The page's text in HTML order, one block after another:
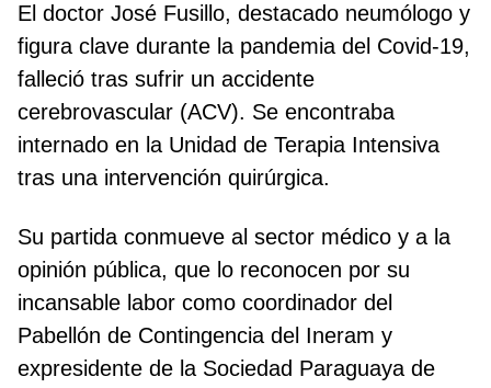
El doctor José Fusillo, destacado neumólogo y
figura clave durante la pandemia del Covid-19,
falleció tras sufrir un accidente
cerebrovascular (ACV). Se encontraba
internado en la Unidad de Terapia Intensiva
tras una intervención quirúrgica.
Su partida conmueve al sector médico y a la
opinión pública, que lo reconocen por su
incansable labor como coordinador del
Pabellón de Contingencia del Ineram y
expresidente de la Sociedad Paraguaya de